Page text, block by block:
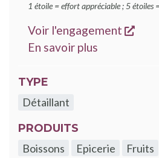
1 étoile = effort appréciable ; 5 étoiles
Voir l'engagement
En savoir plus
TYPE
Détaillant
PRODUITS
Boissons
Epicerie Fruits